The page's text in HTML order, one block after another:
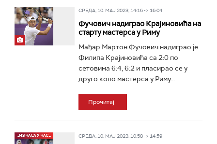
СРЕДА, 10. МАЈ 2023, 14:16 -> 16:04
Фучович надиграо Крајиновића на
старту мастерса у Риму
Мађар Мартон Фучович надиграо је
Филипа Крајиновића са 2:0 по
сетовима 6:4, 6:2 и пласирао се у
друго коло мастерса у Риму...
Прочитај
СРЕДА, 10. МАЈ 2023, 10:58 -> 14:59